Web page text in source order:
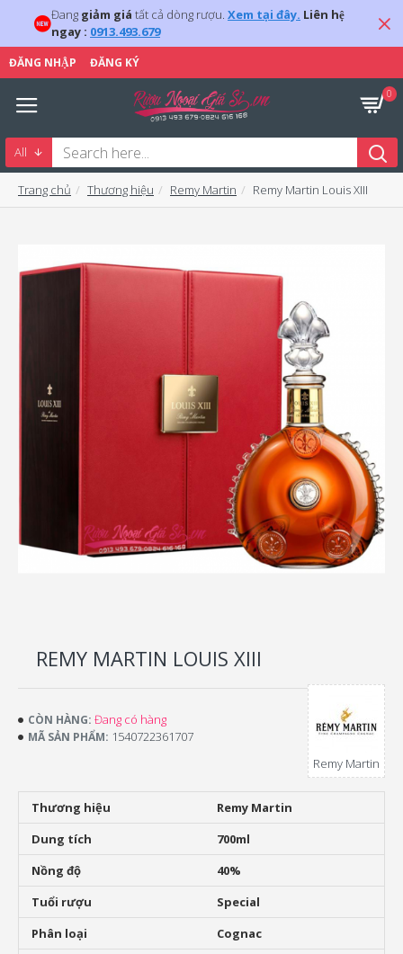
Đang giảm giá tất cả dòng rượu. Xem tại đây. Liên hệ
ngay : 0913.493.679
ĐĂNG NHẬP ĐĂNG KÝ
0
All
Trang chủ Thương hiệu Remy Martin Remy Martin Louis XIII
REMY MARTIN LOUIS XIII
Thương hiệu
Remy Martin
Dung tích
700ml
Nồng độ
40%
Tuổi rượu
Special
Phân loại
Cognac
CÒN HÀNG: Đang có hàng
MÃ SẢN PHẨM: 1540722361707
Remy Martin